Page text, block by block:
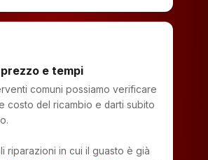
e tempi
comuni possiamo verificare
costo del ricambio e darti subito
riparazioni in cui il guasto è già